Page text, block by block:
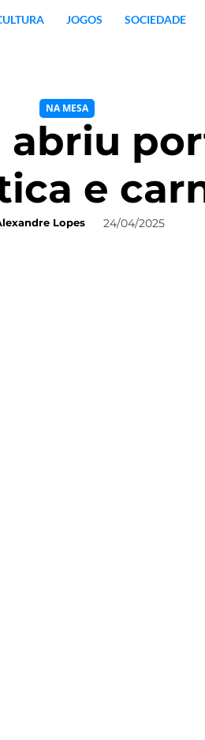
JOGOS SOCIEDADE
NA MESA
abriu
e
Lopes 24/04/2025